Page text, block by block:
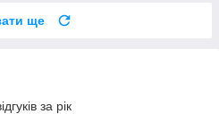
ще
за рік